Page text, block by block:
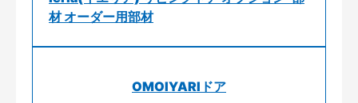
材 オーダー用部材
OMOIYARIドア